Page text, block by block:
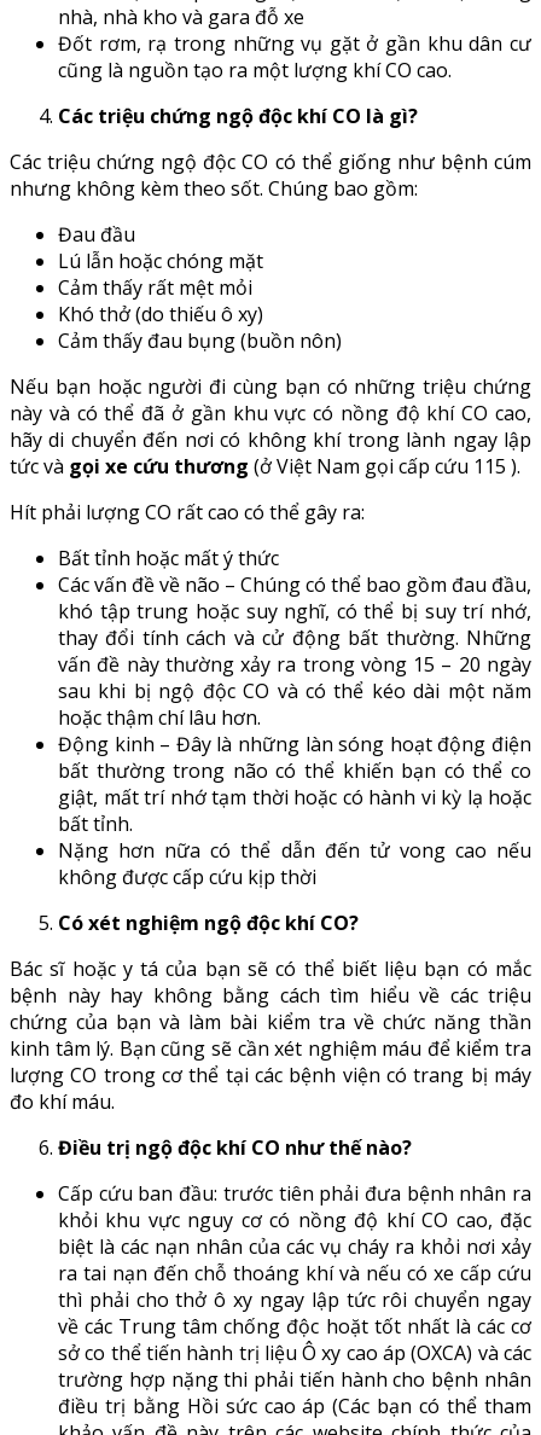
nhà, nhà kho và gara đỗ xe
Đốt rơm, rạ trong những vụ gặt ở gần khu dân cư
cũng là nguồn tạo ra một lượng khí CO cao.
Các triệu chứng ngộ độc khí CO là gì?
Các triệu chứng ngộ độc CO có thể giống như bệnh cúm
nhưng không kèm theo sốt. Chúng bao gồm:
Đau đầu
Lú lẫn hoặc chóng mặt
Cảm thấy rất mệt mỏi
Khó thở (do thiếu ô xy)
Cảm thấy đau bụng (buồn nôn)
Nếu bạn hoặc người đi cùng bạn có những triệu chứng
này và có thể đã ở gần khu vực có nồng độ khí CO cao,
hãy di chuyển đến nơi có không khí trong lành ngay lập
tức và gọi xe cứu thương (ở Việt Nam gọi cấp cứu 115 ).
Hít phải lượng CO rất cao có thể gây ra:
Bất tỉnh hoặc mất ý thức
Các vấn đề về não – Chúng có thể bao gồm đau đầu,
khó tập trung hoặc suy nghĩ, có thể bị suy trí nhớ,
thay đổi tính cách và cử động bất thường. Những
vấn đề này thường xảy ra trong vòng 15 – 20 ngày
sau khi bị ngộ độc CO và có thể kéo dài một năm
hoặc thậm chí lâu hơn.
Động kinh – Đây là những làn sóng hoạt động điện
bất thường trong não có thể khiến bạn có thể co
giật, mất trí nhớ tạm thời hoặc có hành vi kỳ lạ hoặc
bất tỉnh.
Nặng hơn nữa có thể dẫn đến tử vong cao nếu
không được cấp cứu kịp thời
Có xét nghiệm ngộ độc khí CO?
Bác sĩ hoặc y tá của bạn sẽ có thể biết liệu bạn có mắc
bệnh này hay không bằng cách tìm hiểu về các triệu
chứng của bạn và làm bài kiểm tra về chức năng thần
kinh tâm lý. Bạn cũng sẽ cần xét nghiệm máu để kiểm tra
lượng CO trong cơ thể tại các bệnh viện có trang bị máy
đo khí máu.
Điều trị ngộ độc khí CO như thế nào?
Cấp cứu ban đầu: trước tiên phải đưa bệnh nhân ra
khỏi khu vực nguy cơ có nồng độ khí CO cao, đặc
biệt là các nạn nhân của các vụ cháy ra khỏi nơi xảy
ra tai nạn đến chỗ thoáng khí và nếu có xe cấp cứu
thì phải cho thở ô xy ngay lập tức rôi chuyển ngay
về các Trung tâm chống độc hoặt tốt nhất là các cơ
sở co thể tiến hành trị liệu Ô xy cao áp (OXCA) và các
trường hợp nặng thi phải tiến hành cho bệnh nhân
điều trị bằng Hồi sức cao áp (Các bạn có thể tham